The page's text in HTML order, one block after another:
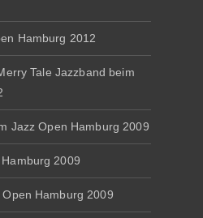
Hamburg 2012
Tale Jazzband beim
Jazz Open Hamburg 2009
2009
Hamburg 2009